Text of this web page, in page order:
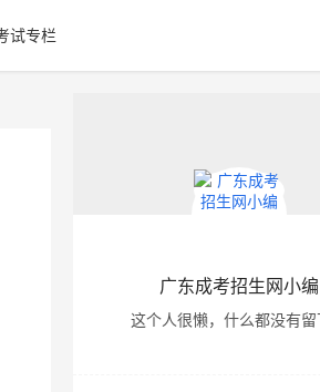
试专栏
广东成考招生网小编
这个人很懒，什么都没有